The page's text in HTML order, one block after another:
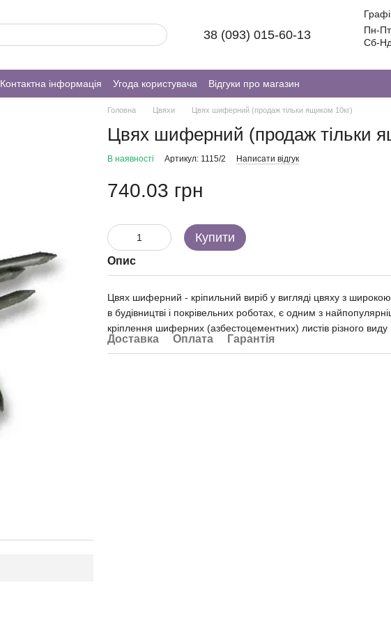
38 (093) 015-60-13
Пн-
Сб-
Контактна інформація Угода користувача Відгуки про магазин
Головна Цвяхи Цвях шиферний (продаж тільки ящиком 10кг)
Цвях шиферний (продаж тільки
В наявності Артикул: 1115/2 Написати відгук
740.03 грн
Купити
Опис
Цвях шиферний - кріпильний виріб у вигляді цвяху з
в будівництві і покрівельних роботах, є одним з
кріплення шиферних (азбестоцементних) листів різного
Доставка Оплата Гарантія